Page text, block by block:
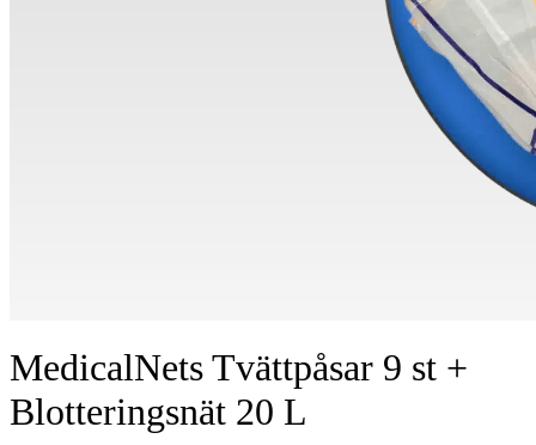
MedicalNets Tvättpåsar 9 st +
Blotteringsnät 20 L